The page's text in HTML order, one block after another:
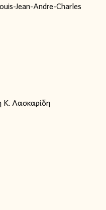
Jean-Andre-Charles
Κ. Λασκαρίδη